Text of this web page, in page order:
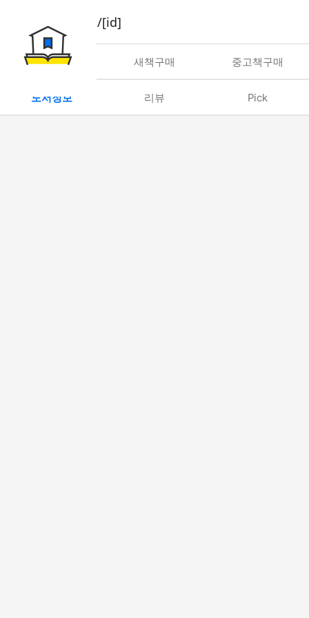
book/rent/[id]
대여 새책구매 중고책구매
도서정보 리뷰 Pick